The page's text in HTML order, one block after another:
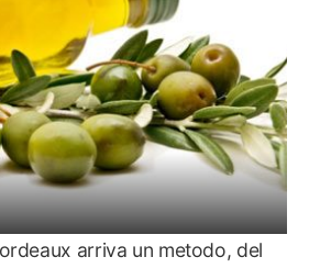
arriva un metodo, del